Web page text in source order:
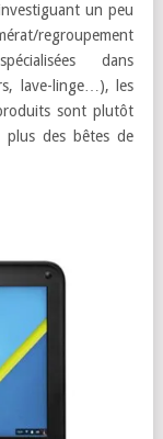
un peu
regroupement
dans
lave-linge…), les
sont plutôt
plus des bêtes de